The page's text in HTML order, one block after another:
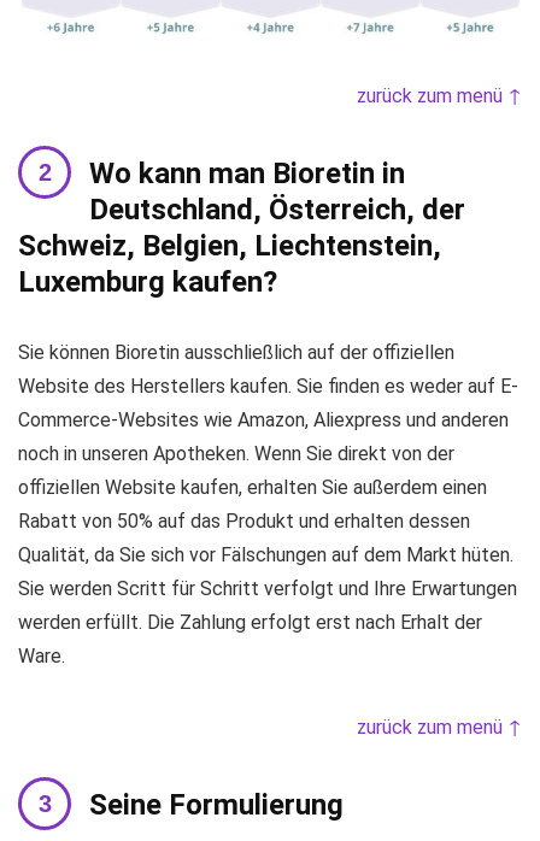
zurück zum menü ↑
Wo kann man Bioretin in
Deutschland, Österreich, der
Schweiz, Belgien, Liechtenstein,
Luxemburg kaufen?
Sie können Bioretin ausschließlich auf der offiziellen
Website des Herstellers kaufen. Sie finden es weder auf E-
Commerce-Websites wie Amazon, Aliexpress und anderen
noch in unseren Apotheken. Wenn Sie direkt von der
offiziellen Website kaufen, erhalten Sie außerdem einen
Rabatt von 50% auf das Produkt und erhalten dessen
Qualität, da Sie sich vor Fälschungen auf dem Markt hüten.
Sie werden Scritt für Schritt verfolgt und Ihre Erwartungen
werden erfüllt. Die Zahlung erfolgt erst nach Erhalt der
Ware.
zurück zum menü ↑
Seine Formulierung